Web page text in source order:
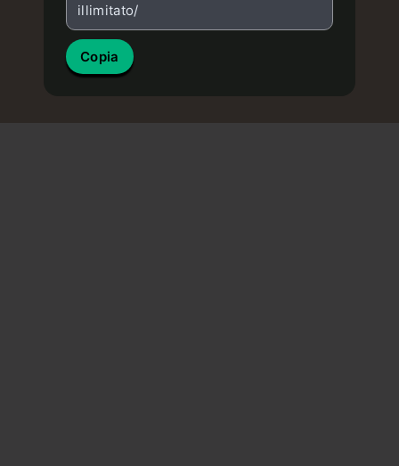
illimitato/
Copia